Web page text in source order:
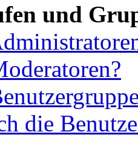
und
die